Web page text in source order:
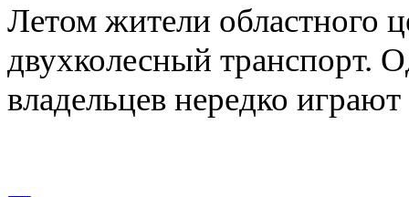
Летом жители областного
двухколесный транспорт.
владельцев нередко